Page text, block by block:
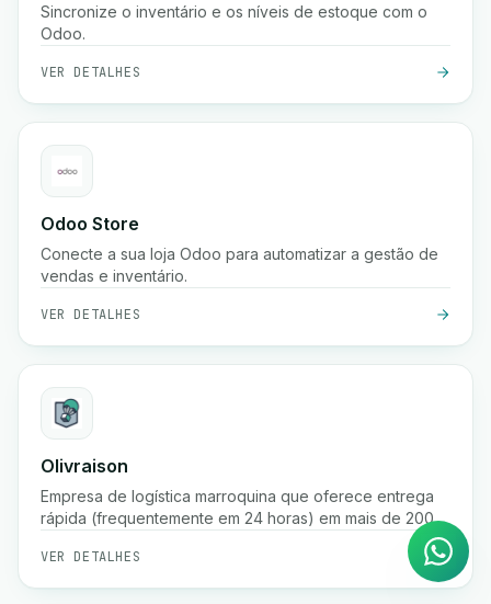
Sincronize o inventário e os níveis de estoque com o
Odoo.
VER DETALHES
Odoo Store
Conecte a sua loja Odoo para automatizar a gestão de
vendas e inventário.
VER DETALHES
Olivraison
Empresa de logística marroquina que oferece entrega
rápida (frequentemente em 24 horas) em mais de 200
cidades, fulfillment de e-commerce, rastreamento de
encomendas em tempo real, gestão de pagamento na
entrega e serviços de armazenamento.
VER DETALHES
WhatsApp